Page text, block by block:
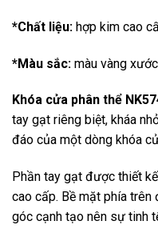
*Chất liệu: hợp kim cao
*Màu sắc: màu vàng xước
Khóa cửa phân thể
tay gạt riêng biệt, kháa
đáo của một dòng khóa
Phần tay gạt được thiết
cao cấp. Bề mặt phía
góc cạnh tạo nên sự tinh